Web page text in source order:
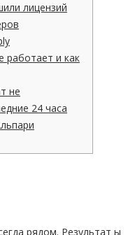
лицензий
работает и как
не
24 часа
рядом. Результат ы